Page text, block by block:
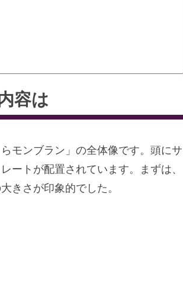
容は
モンブラン」の全体像です。頭にサ
ートが配置されています。まずは、
きさが印象的でした。